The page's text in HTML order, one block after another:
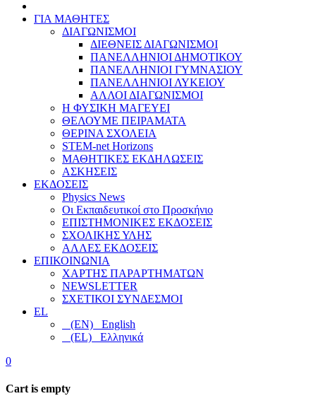
ΓΙΑ ΜΑΘΗΤΕΣ
ΔΙΑΓΩΝΙΣΜΟΙ
ΔΙΕΘΝΕΙΣ ΔΙΑΓΩΝΙΣΜΟΙ
ΠΑΝΕΛΛΗΝΙΟΙ ΔΗΜΟΤΙΚΟΥ
ΠΑΝΕΛΛΗΝΙΟΙ ΓΥΜΝΑΣΙΟΥ
ΠΑΝΕΛΛΗΝΙΟΙ ΛΥΚΕΙΟΥ
ΑΛΛΟΙ ΔΙΑΓΩΝΙΣΜΟΙ
Η ΦΥΣΙΚΗ ΜΑΓΕΥΕΙ
ΘΕΛΟΥΜΕ ΠΕΙΡΑΜΑΤΑ
ΘΕΡΙΝΑ ΣΧΟΛΕΙΑ
STEM-net Horizons
ΜΑΘΗΤΙΚΕΣ ΕΚΔΗΛΩΣΕΙΣ
ΑΣΚΗΣΕΙΣ
ΕΚΔΟΣΕΙΣ
Physics News
Οι Εκπαιδευτικοί στο Προσκήνιο
ΕΠΙΣΤΗΜΟΝΙΚΕΣ ΕΚΔΟΣΕΙΣ
ΣΧΟΛΙΚΗΣ ΥΛΗΣ
ΑΛΛΕΣ ΕΚΔΟΣΕΙΣ
ΕΠΙΚΟΙΝΩΝΙΑ
ΧΑΡΤΗΣ ΠΑΡΑΡΤΗΜΑΤΩΝ
NEWSLETTER
ΣΧΕΤΙΚΟΙ ΣΥΝΔΕΣΜΟΙ
EL
(EN) English
(EL) Ελληνικά
0
Cart is empty